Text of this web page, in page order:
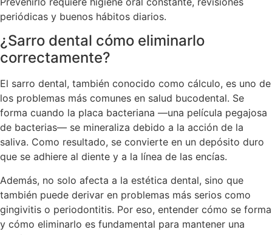
periódicas y buenos hábitos diarios.
¿Sarro dental cómo eliminarlo
correctamente?
El sarro dental, también conocido como cálculo, es uno de
los problemas más comunes en salud bucodental. Se
forma cuando la placa bacteriana —una película pegajosa
de bacterias— se mineraliza debido a la acción de la
saliva. Como resultado, se convierte en un depósito duro
que se adhiere al diente y a la línea de las encías.
Además, no solo afecta a la estética dental, sino que
también puede derivar en problemas más serios como
gingivitis o periodontitis. Por eso, entender cómo se forma
y cómo eliminarlo es fundamental para mantener una